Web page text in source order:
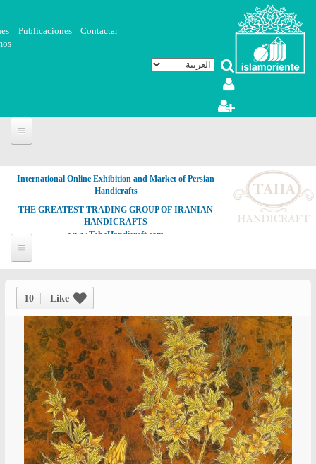
تجاوز إلى المحتوى الرئيسي
Contactar
Publicaciones
International Online Exhibition and Market of Persian
Handicrafts
THE GREATEST TRADING GROUP OF IRANIAN
HANDICRAFTS
www.TahaHandicraft.com
10 Like